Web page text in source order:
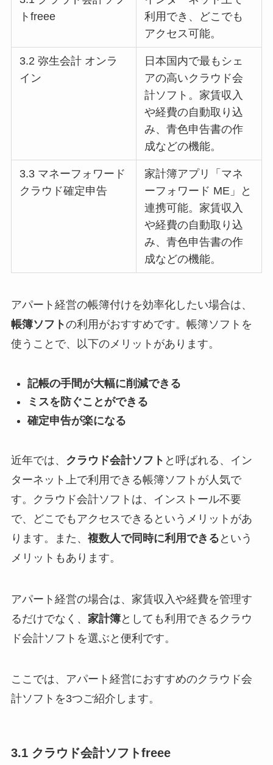
トfreee
利用でき、どこでも
アクセス可能。
3.2 弥生会計 オンラ
イン
日本国内で最もシェ
アの高いクラウド会
計ソフト。家賃収入
や経費の自動取り込
み、青色申告書の作
成などの機能。
3.3 マネーフォワード
クラウド確定申告
家計簿アプリ「マネ
ーフォワード ME」と
連携可能。家賃収入
や経費の自動取り込
み、青色申告書の作
成などの機能。
アパート経営の帳簿付けを効率化したい場合は、
帳簿ソフトの利用がおすすめです。帳簿ソフトを
使うことで、以下のメリットがあります。
記帳の手間が大幅に削減できる
ミスを防ぐことができる
確定申告が楽になる
近年では、 クラウド会計ソフト と呼ばれる、イン
ターネット上で利用できる帳簿ソフトが人気で
す。クラウド会計ソフトは、インストール不要
で、どこでもアクセスできるというメリットがあ
ります。また、 複数人で同時に利用できる という
メリットもあります。
アパート経営の場合は、家賃収入や経費を管理す
るだけでなく、 家計簿としても利用できるクラウ
ド会計ソフトを選ぶと便利です。
ここでは、アパート経営におすすめのクラウド会
計ソフトを3つご紹介します。
3.1 クラウド会計ソフトfreee